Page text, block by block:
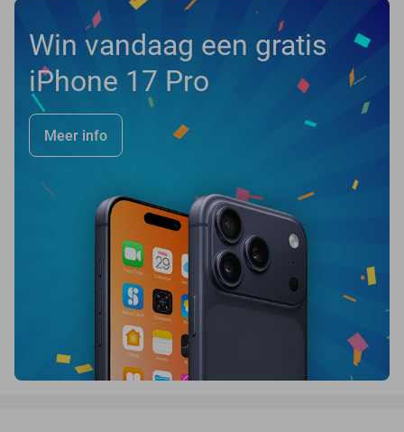
Win vandaag een gratis
iPhone 17 Pro
Meer info